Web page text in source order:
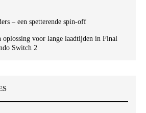
– een spetterende spin-off
oplossing voor lange laadtijden in Final
Switch 2